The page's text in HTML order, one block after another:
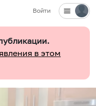
Войти
в этом